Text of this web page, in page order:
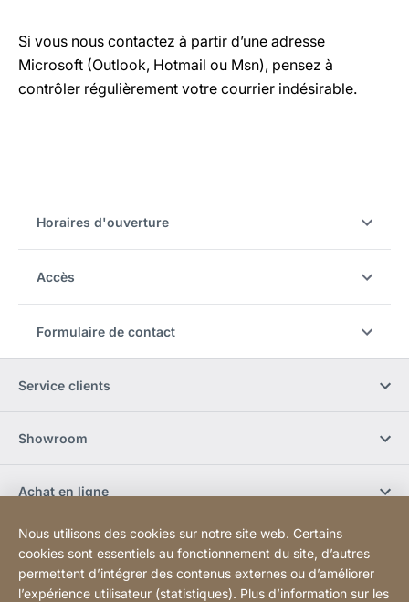
Si vous nous contactez à partir d’une adresse
Microsoft (Outlook, Hotmail ou Msn), pensez à
contrôler régulièrement votre courrier indésirable.
Horaires d'ouverture
Accès
Formulaire de contact
Service clients
Showroom
Achat en ligne
Réseaux sociaux
Nous utilisons des cookies sur notre site web. Certains
cookies sont essentiels au fonctionnement du site, d’autres
permettent d’intégrer des contenus externes ou d’améliorer
l’expérience utilisateur (statistiques). Plus d’information sur les